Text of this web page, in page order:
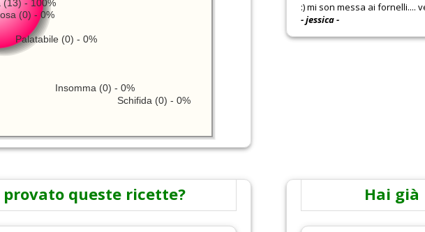
(13) - 100%
Schifida (0) - 0%
Insomma (0) - 0%
Palatabile (0) - 0%
(0) - 0%
:) mi son messa ai fornelli....
- jessica -
provato queste ricette? Hai